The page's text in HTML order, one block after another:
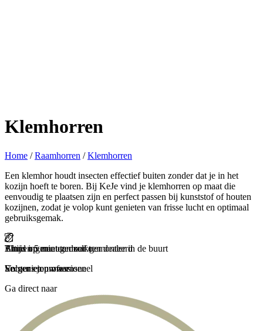
Klemhorren
Home / Raamhorren / Klemhorren
Een klemhor houdt insecten effectief buiten zonder dat je in het
kozijn hoeft te boren. Bij KeJe vind je klemhorren op maat die
eenvoudig te plaatsen zijn en perfect passen bij kunststof of houten
kozijnen, zodat je volop kunt genieten van frisse lucht en optimaal
gebruiksgemak.
Binnen 5 minuten zelf gemonteerd
En genieten maar
Thuis ingemeten door een dealer in de buurt
Secuur en professioneel
Altijd op maat gemaakt
Volgens jouw wensen
Ga direct naar